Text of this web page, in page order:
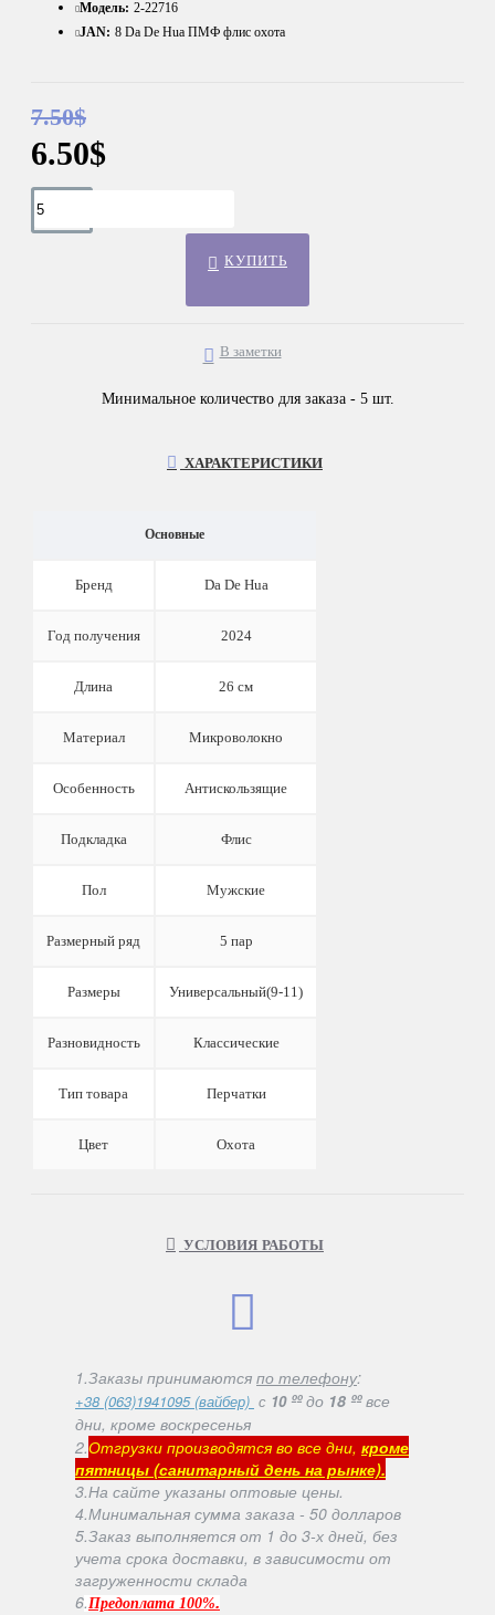
7.50$
6.50$
Модель: 2-22716
JAN: 8 Da De Hua ПМФ флис охота
КУПИТЬ
В заметки
Минимальное количество для заказа - 5 шт.
ХАРАКТЕРИСТИКИ
Основные
Бренд Da De Hua
Год получения 2024
Длина 26 см
Материал Микроволокно
Особенность Антискользящие
Подкладка Флис
Пол Мужские
Размерный ряд 5 пар
Размеры Универсальный(9-11)
Разновидность Классические
Тип товара Перчатки
Цвет Охота
УСЛОВИЯ РАБОТЫ
1.Заказы принимаются по телефону:
+38 (063)1941095 (вайбер) с 10 ººдо 18 ººвсе
дни, кроме воскресенья
2.Отгрузки производятся во все дни, кроме
пятницы (санитарный день на рынке).
3.На сайте указаны оптовые цены.
4.Минимальная сумма заказа - 50 долларов
5.Заказ выполняется от 1 до 3-х дней, без
учета срока доставки, в зависимости от
загруженности склада
6.Предоплата 100%.